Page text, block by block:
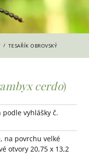
/ TESAŘÍK OBROVSKÝ
cerdo)
vyhlášky č.
na povrchu velké
otvory 20,75 x 13,2